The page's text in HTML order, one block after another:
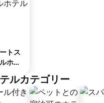
トス
ホテ
ルカテゴリー